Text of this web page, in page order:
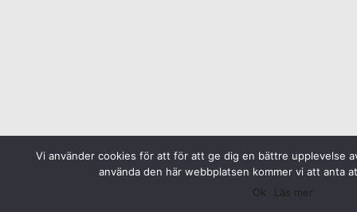
Vi använder cookies för att för att ge dig en bättre upplevelse
använda den här webbplatsen kommer vi att anta
Ok
Läs mer